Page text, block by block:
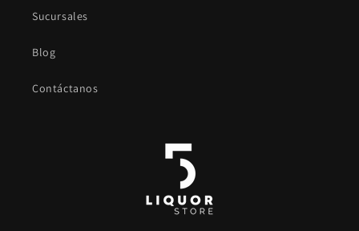
Sucursales
Blog
Contáctanos